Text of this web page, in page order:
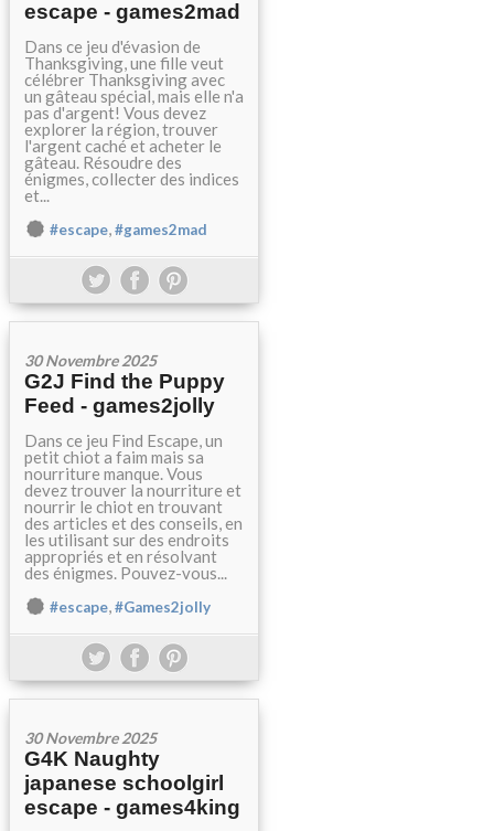
escape - games2mad
Dans ce jeu d'évasion de
Thanksgiving, une fille veut
célébrer Thanksgiving avec
un gâteau spécial, mais elle n'a
pas d'argent! Vous devez
explorer la région, trouver
l'argent caché et acheter le
gâteau. Résoudre des
énigmes, collecter des indices
et...
#escape,#games2mad
30 Novembre 2025
G2J Find the Puppy
Feed - games2jolly
Dans ce jeu Find Escape, un
petit chiot a faim mais sa
nourriture manque. Vous
devez trouver la nourriture et
nourrir le chiot en trouvant
des articles et des conseils, en
les utilisant sur des endroits
appropriés et en résolvant
des énigmes. Pouvez-vous...
#escape,#Games2jolly
30 Novembre 2025
G4K Naughty
japanese schoolgirl
escape - games4king